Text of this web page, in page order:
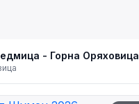
- Горна Оряховица